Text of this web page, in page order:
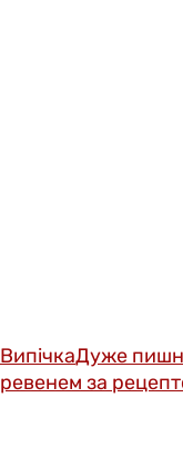
ВипічкаДуже
ревенем за